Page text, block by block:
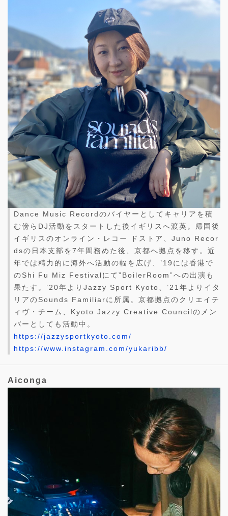
Dance Music Recordのバイヤーとしてキャリアを積
む傍らDJ活動をスタートした後イギリスへ渡英。帰国後
イギリスのオンライン・レコー ドストア、Juno Recor
dsの日本支部を7年間務めた後、京都へ拠点を移す。近
年では精力的に海外へ活動の幅を広げ、’19には香港で
のShi Fu Miz Festivalにて”BoilerRoom”への出演も
果たす。’20年よりJazzy Sport Kyoto、’21年よりイタ
リアのSounds Familiarに所属。京都拠点のクリエイテ
ィヴ・チーム、Kyoto Jazzy Creative Councilのメン
バーとしても活動中。
https://jazzysportkyoto.com/
https://www.instagram.com/yukaribb/
Aiconga